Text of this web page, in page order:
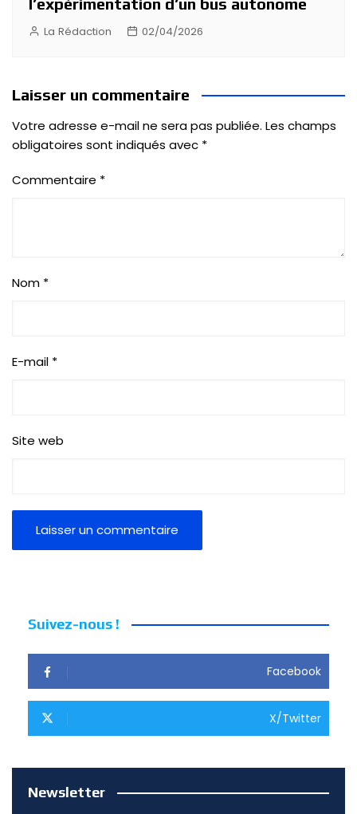
l’expérimentation d’un bus autonome
La Rédaction 02/04/2026
Laisser un commentaire
Votre adresse e-mail ne sera pas publiée. Les champs
obligatoires sont indiqués avec *
Commentaire *
Nom *
E-mail *
Site web
Suivez-nous !
Facebook
X/Twitter
Newsletter